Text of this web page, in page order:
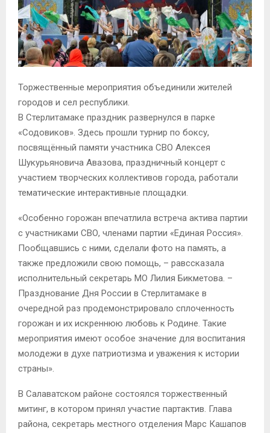
Торжественные мероприятия объединили жителей
городов и сел республики.
В Стерлитамаке праздник развернулся в парке
«Содовиков». Здесь прошли турнир по боксу,
посвящённый памяти участника СВО Алексея
Шукурьяновича Авазова, праздничный концерт с
участием творческих коллективов города, работали
тематические интерактивные площадки.
«Особенно горожан впечатлила встреча актива партии
с участниками СВО, членами партии «Единая Россия».
Пообщавшись с ними, сделали фото на память, а
также предложили свою помощь, – равссказала
исполнительный секретарь МО Лилия Бикметова. –
Празднование Дня России в Стерлитамаке в
очередной раз продемонстрировало сплоченность
горожан и их искреннюю любовь к Родине. Такие
мероприятия имеют особое значение для воспитания
молодежи в духе патриотизма и уважения к истории
страны».
В Салаватском районе состоялся торжественный
митинг, в котором принял участие партактив. Глава
района, секретарь местного отделения Марс Кашапов